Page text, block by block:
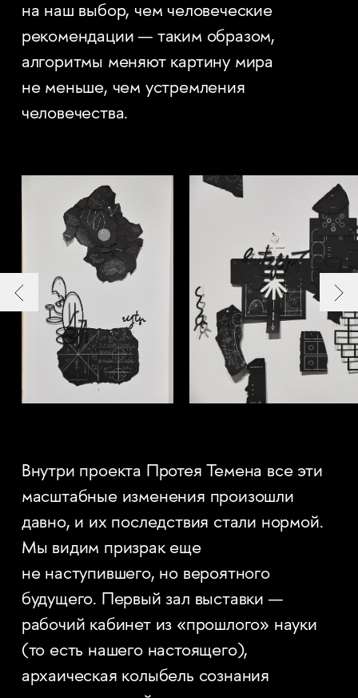
на наш выбор, чем человеческие
рекомендации — таким образом,
алгоритмы меняют картину мира
не меньше, чем устремления
человечества.
Внутри проекта Протея Темена все эти
масштабные изменения произошли
давно, и их последствия стали нормой.
Мы видим призрак еще
не наступившего, но вероятного
будущего. Первый зал выставки —
рабочий кабинет из «прошлого» науки
(то есть нашего настоящего),
архаическая колыбель сознания